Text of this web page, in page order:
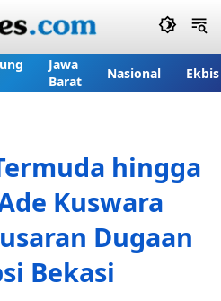
Jawa
Barat
Nasional Ekbis
hingga
Kuswara
Dugaan
Bekasi